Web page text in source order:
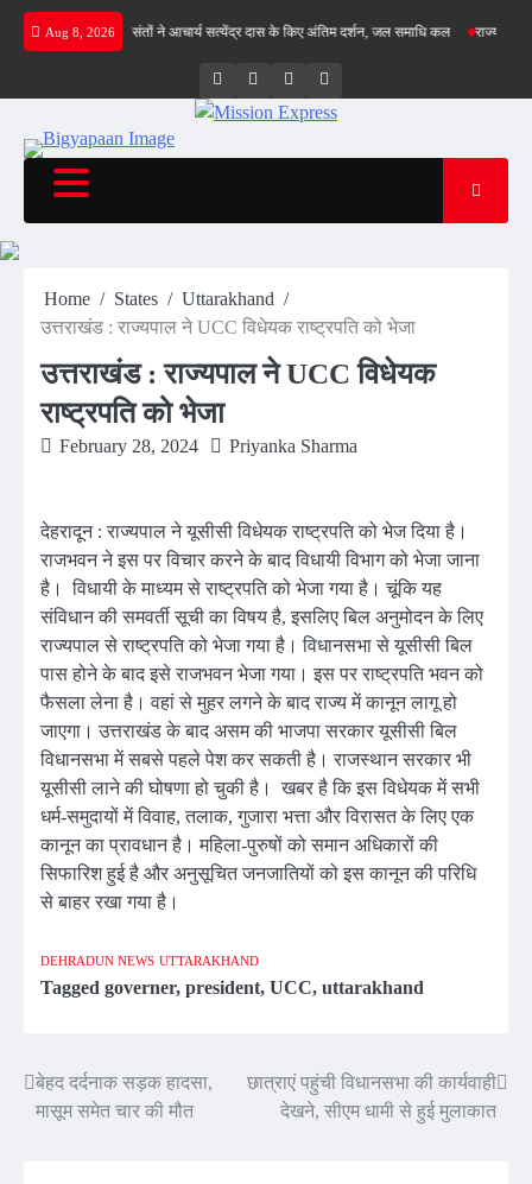
Skip
Aug 8, 2026
गिल क्रीज पर संतों ने आचार्य सत्येंद्र दास के किए अंतिम दर्शन, जल समाधि कल राज्य सड़क
Twitter FacebookLinkedIn
Home States
Uttarakhand
उत्तराखंड : राज्यपाल ने UCC विधेयक राष्ट्रपति को भेजा
उत्तराखंड : राज्यपाल ने UCC विधेयक
राष्ट्रपति को भेजा
February 28, 2024 Priyanka Sharma
देहरादून : राज्यपाल ने यूसीसी विधेयक राष्ट्रपति को भेज दिया है।
राजभवन ने इस पर विचार करने के बाद विधायी विभाग को भेजा जाना
है। विधायी के माध्यम से राष्ट्रपति को भेजा गया है। चूंकि यह
संविधान की समवर्ती सूची का विषय है, इसलिए बिल अनुमोदन के लिए
राज्यपाल से राष्ट्रपति को भेजा गया है। विधानसभा से यूसीसी बिल
पास होने के बाद इसे राजभवन भेजा गया। इस पर राष्ट्रपति भवन को
फैसला लेना है। वहां से मुहर लगने के बाद राज्य में कानून लागू हो
जाएगा। उत्तराखंड के बाद असम की भाजपा सरकार यूसीसी बिल
विधानसभा में सबसे पहले पेश कर सकती है। राजस्थान सरकार भी
यूसीसी लाने की घोषणा हो चुकी है। खबर है कि इस विधेयक में सभी
धर्म-समुदायों में विवाह, तलाक, गुजारा भत्ता और विरासत के लिए एक
कानून का प्रावधान है। महिला-पुरुषों को समान अधिकारों की
सिफारिश हुई है और अनुसूचित जनजातियों को इस कानून की परिधि
से बाहर रखा गया है।
DEHRADUN NEWS UTTARAKHAND
Tagged governer, president, UCC, uttarakhand
Post
बेहद दर्दनाक सड़क हादसा,
मासूम समेत चार की मौत
छात्राएं पहुंची विधानसभा की कार्यवाही
देखने, सीएम धामी से हुई मुलाकात